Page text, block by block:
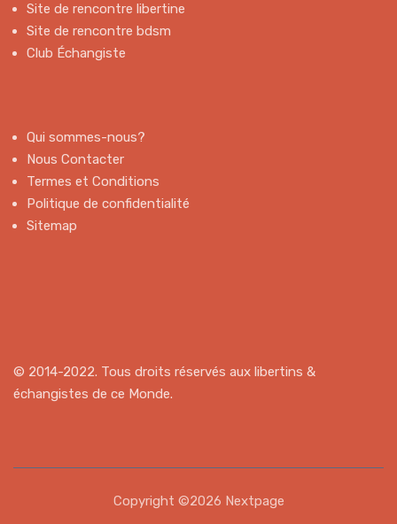
Site de rencontre libertine
Site de rencontre bdsm
Club Échangiste
Qui sommes-nous?
Nous Contacter
Termes et Conditions
Politique de confidentialité
Sitemap
© 2014-2022. Tous droits réservés aux libertins &
échangistes de ce Monde.
Copyright ©2026 Nextpage